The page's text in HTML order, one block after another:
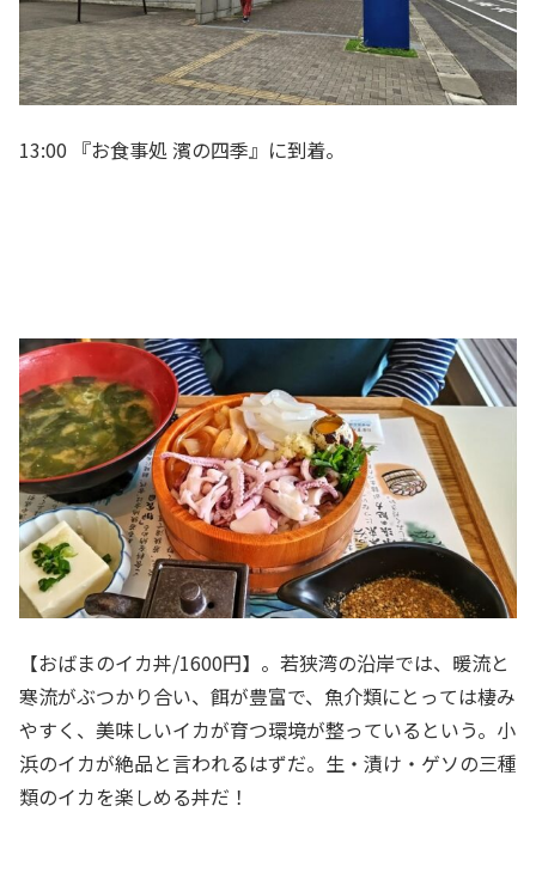
13:00 『お食事処 濱の四季』に到着。
【おばまのイカ丼/1600円】。若狭湾の沿岸では、暖流と
寒流がぶつかり合い、餌が豊富で、魚介類にとっては棲み
やすく、美味しいイカが育つ環境が整っているという。小
浜のイカが絶品と言われるはずだ。生・漬け・ゲソの三種
類のイカを楽しめる丼だ！